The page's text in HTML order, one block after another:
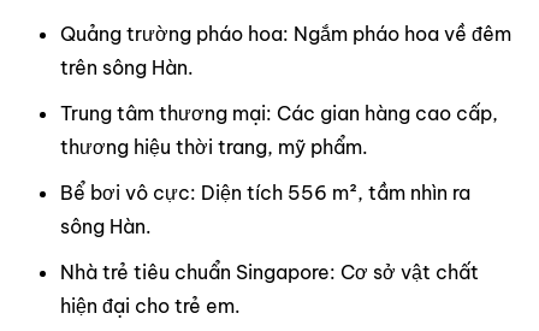
Quảng trường pháo hoa: Ngắm pháo hoa về đêm
trên sông Hàn.
Trung tâm thương mại: Các gian hàng cao cấp,
thương hiệu thời trang, mỹ phẩm.
Bể bơi vô cực: Diện tích 556 m², tầm nhìn ra
sông Hàn.
Nhà trẻ tiêu chuẩn Singapore: Cơ sở vật chất
hiện đại cho trẻ em.